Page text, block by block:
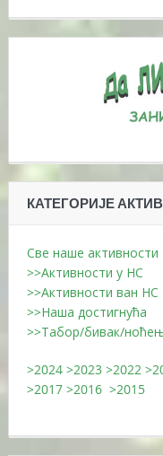
КАТЕГОРИЈЕ
Све наше активности
>>Активности у НС
>>Активности ван НС
>>Наша достигнућа
>>Табор/бивак/
>2024 >2023 >2022
>2017 >2016 >2015